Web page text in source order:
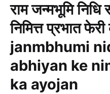
राम जन्मभूमि
निमित्त प्रभात
janmbhumi
abhiyan ke
ka ayojan